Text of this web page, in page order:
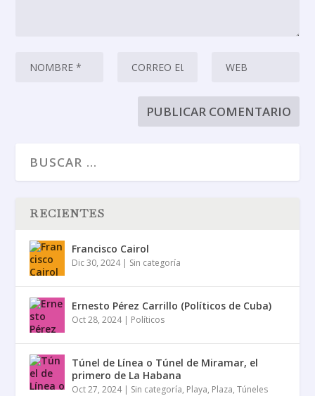
RECIENTES
Francisco Cairol
Dic 30, 2024| Sin categoría
Ernesto Pérez Carrillo (Políticos de Cuba)
Oct 28, 2024| Políticos
Túnel de Línea o Túnel de Miramar, el
primero de La Habana
Oct 27, 2024| Sin categoría, Playa, Plaza,Túneles